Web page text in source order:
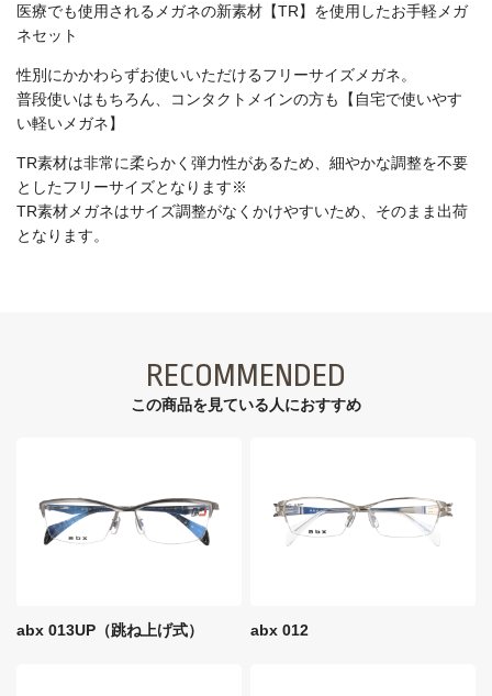
医療でも使用されるメガネの新素材【TR】を使用したお手軽メガ
ネセット
性別にかかわらずお使いいただけるフリーサイズメガネ。
普段使いはもちろん、コンタクトメインの方も【自宅で使いやす
い軽いメガネ】
TR素材は非常に柔らかく弾力性があるため、細やかな調整を不要
としたフリーサイズとなります※
TR素材メガネはサイズ調整がなくかけやすいため、そのまま出荷
となります。
RECOMMENDED
この商品を見ている⼈におすすめ
abx 013UP（跳ね上げ式） abx 012